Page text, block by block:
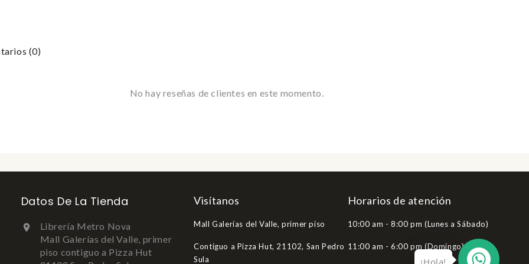
(0)
No hay reseñas de clientes en este momento.
Datos De La Tienda

Librería Metro Nova
Mall Galerías del Valle, primer
piso contiguo a Pizza Hut
¡Hola!
Visítanos
Mall Galerías del Valle, primer piso
Contiguo a Pizza Hut, 21102, San Pedro
Sula
Horarios de atención
10:00 am - 8:00 pm (Lunes a Sábado)
11:00 am - 6:00 pm (Domingo)